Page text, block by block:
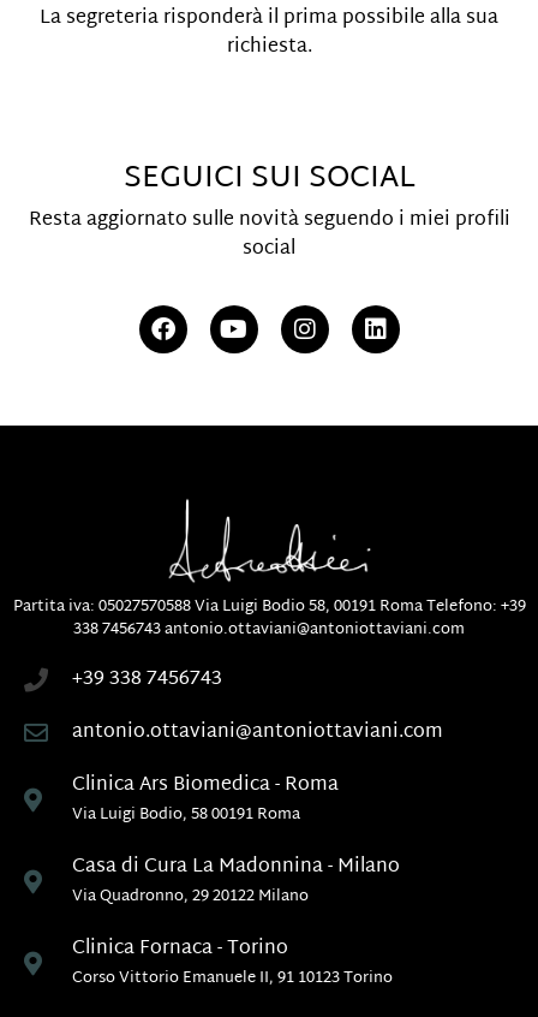
La segreteria risponderà il prima possibile alla sua
richiesta.
SEGUICI SUI SOCIAL
Resta aggiornato sulle novità seguendo i miei profili
social
Partita iva: 05027570588Via Luigi Bodio 58, 00191 RomaTelefono:+39
338 7456743antonio.ottaviani@antoniottaviani.com
+39 338 7456743
antonio.ottaviani@antoniottaviani.com
Clinica Ars Biomedica - Roma
Via Luigi Bodio, 58 00191 Roma
Casa di Cura La Madonnina - Milano
Via Quadronno, 29 20122 Milano
Clinica Fornaca - Torino
Corso Vittorio Emanuele II, 91 10123 Torino